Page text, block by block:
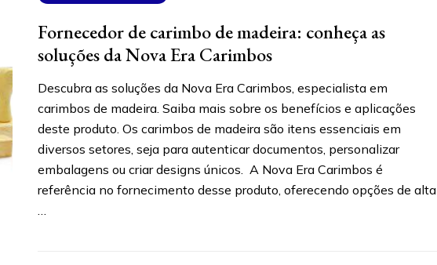
Fornecedor de carimbo de madeira: conheça as
soluções da Nova Era Carimbos
Descubra as soluções da Nova Era Carimbos, especialista em
carimbos de madeira. Saiba mais sobre os benefícios e aplicações
deste produto. Os carimbos de madeira são itens essenciais em
diversos setores, seja para autenticar documentos, personalizar
embalagens ou criar designs únicos. A Nova Era Carimbos é
referência no fornecimento desse produto, oferecendo opções de alta
…